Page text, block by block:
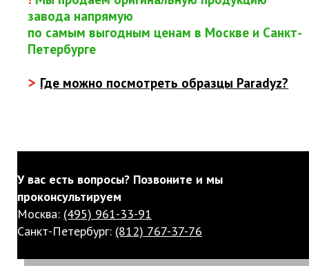
завода напрямую
по самым выгодным ценам в Москве и Санкт-
Петербурге
> Где можно посмотреть образцы Paradyz?
У вас есть вопросы? Позвоните и мы
проконсультируем
Москва: (495) 961-33-91
Санкт-Петербург: (812) 767-37-76